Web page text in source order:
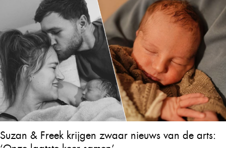
Suzan & Freek krijgen zwaar nieuws van de arts: